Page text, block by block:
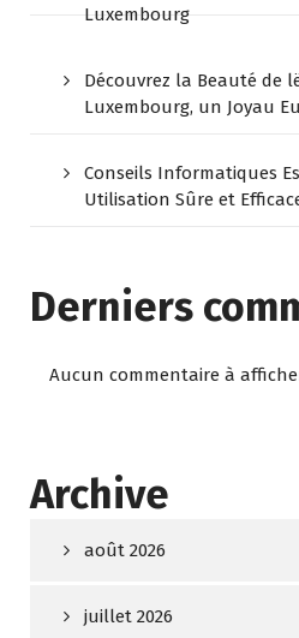
Luxembourg
Découvrez la Beauté de
Luxembourg, un Joyau
Conseils Informatiques
Utilisation Sûre et
Derniers
Aucun commentaire à
Archive
août 2026
juillet 2026